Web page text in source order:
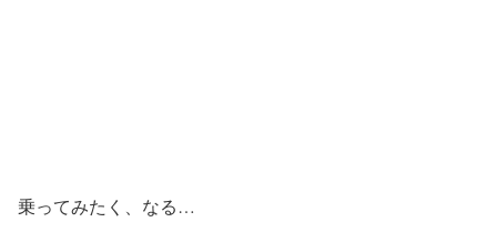
乗ってみたく、なる…